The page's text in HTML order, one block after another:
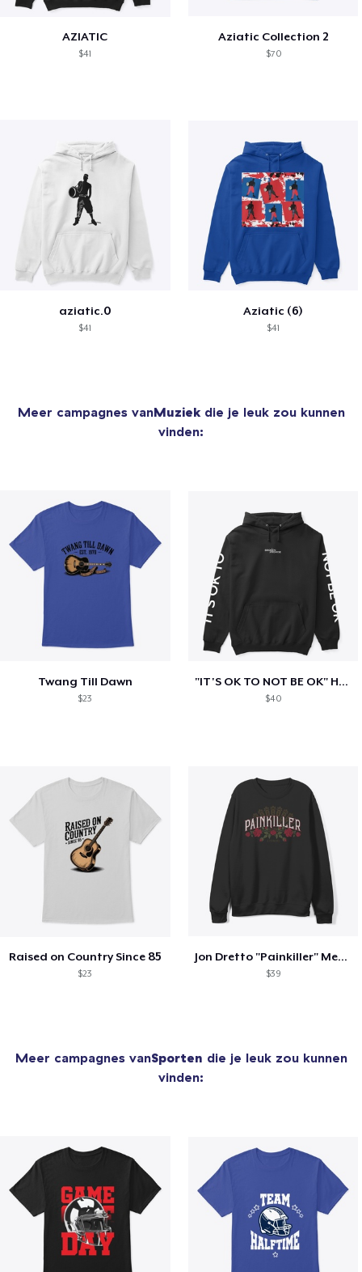
AZIATIC
$41
Aziatic Collection 2
$70
aziatic.0
$41
Aziatic (6)
$41
Meer campagnes vanMuziekdie je leuk zou kunnen
vinden:
Twang Till Dawn
$23
"IT'S OK TO NOT BE OK" Hoodie (BP LOGO)
$40
Raised on Country Since 85
$23
Jon Dretto "Painkiller" Merch Collection
$39
Meer campagnes vanSporten die je leuk zou kunnen
vinden: